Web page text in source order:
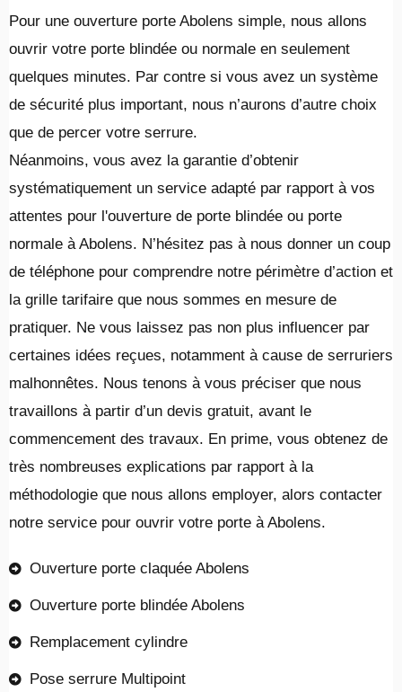
Pour une ouverture porte Abolens simple, nous allons
ouvrir votre porte blindée ou normale en seulement
quelques minutes. Par contre si vous avez un système
de sécurité plus important, nous n’aurons d’autre choix
que de percer votre serrure.
Néanmoins, vous avez la garantie d’obtenir
systématiquement un service adapté par rapport à vos
attentes pour l'ouverture de porte blindée ou porte
normale à Abolens. N’hésitez pas à nous donner un coup
de téléphone pour comprendre notre périmètre d’action et
la grille tarifaire que nous sommes en mesure de
pratiquer. Ne vous laissez pas non plus influencer par
certaines idées reçues, notamment à cause de serruriers
malhonnêtes. Nous tenons à vous préciser que nous
travaillons à partir d’un devis gratuit, avant le
commencement des travaux. En prime, vous obtenez de
très nombreuses explications par rapport à la
méthodologie que nous allons employer, alors contacter
notre service pour ouvrir votre porte à Abolens.
Ouverture porte claquée Abolens
Ouverture porte blindée Abolens
Remplacement cylindre
Pose serrure Multipoint